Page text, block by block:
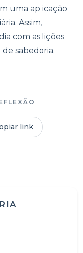
uma aplicação
Assim,
com as lições
sabedoria.
link